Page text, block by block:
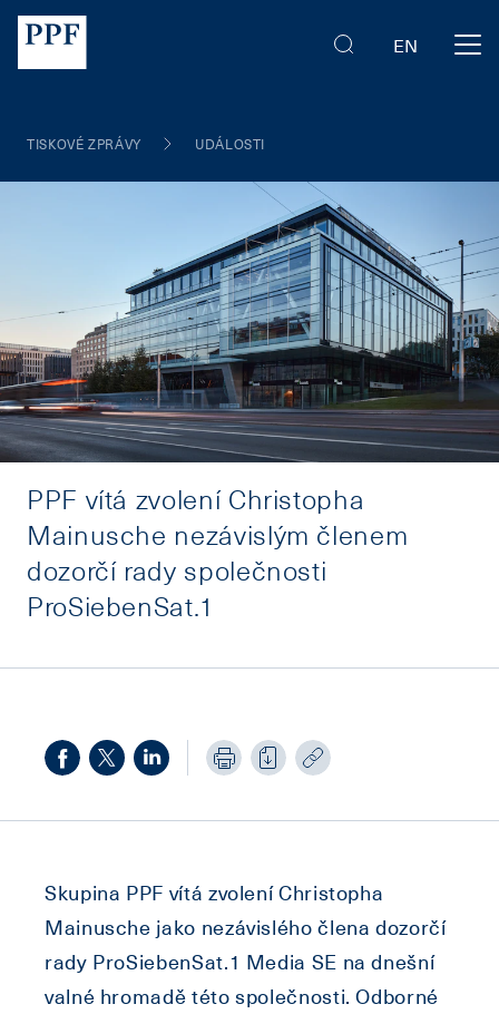
EN
TISKOVÉ ZPRÁVY UDÁLOSTI
PPF vítá zvolení Christopha
Mainusche nezávislým členem
dozorčí rady společnosti
ProSiebenSat.1
Skupina PPF vítá zvolení Christopha
Mainusche jako nezávislého člena dozorčí
rady ProSiebenSat.1 Media SE na dnešní
valné hromadě této společnosti. Odborné